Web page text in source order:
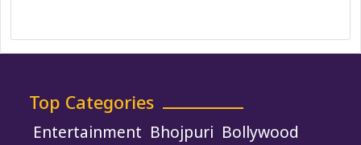
Top Categories
Entertainment Bhojpuri Bollywood